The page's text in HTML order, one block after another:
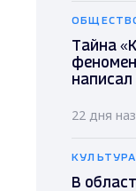
Тайна
22 дня
КУЛЬТУРА
В